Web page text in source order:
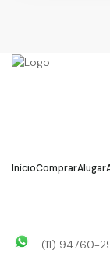
InícioComprarAlugar
(11) 94760-